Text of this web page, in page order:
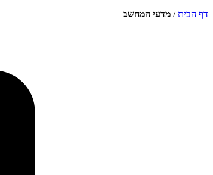
דף הבית/ מדעי המחשב